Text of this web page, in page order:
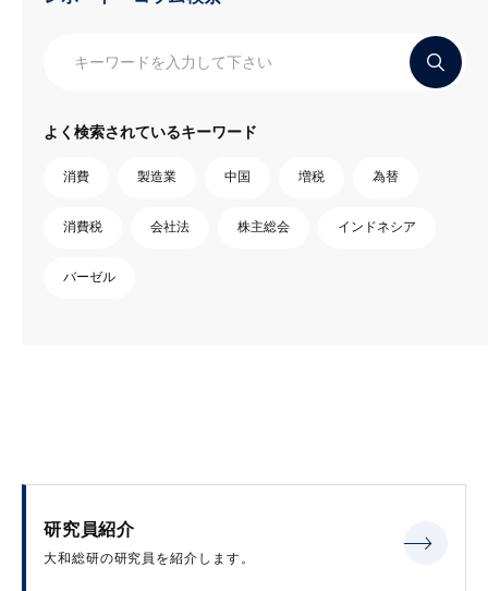
よく検索されているキーワード
消費 製造業 中国 増税 為替
消費税 会社法 株主総会 インドネシア
バーゼル
研究員紹介
大和総研の研究員を紹介します。